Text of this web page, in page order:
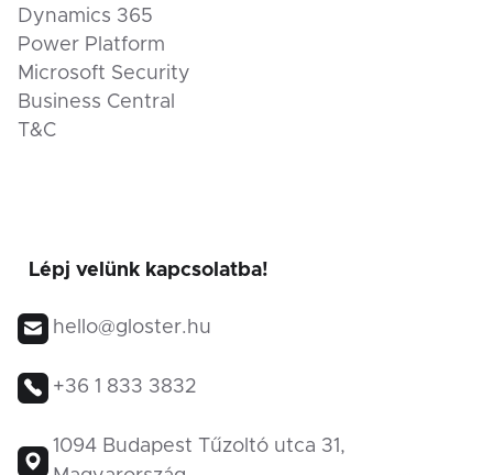
Dynamics 365
Power Platform
Microsoft Security
Business Central
T&C
Lépj velünk kapcsolatba!
hello@gloster.hu
+36 1 833 3832
1094 Budapest Tűzoltó utca 31,